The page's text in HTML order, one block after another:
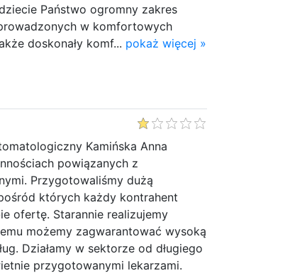
Państwo ogromny zakres
w komfortowych
doskonały komf... pokaż więcej »
Kamińska Anna
powiązanych z
Przygotowaliśmy dużą
których każdy kontrahent
ofertę. Starannie realizujemy
możemy zagwarantować wysoką
Działamy w sektorze od długiego
przygotowanymi lekarzami.